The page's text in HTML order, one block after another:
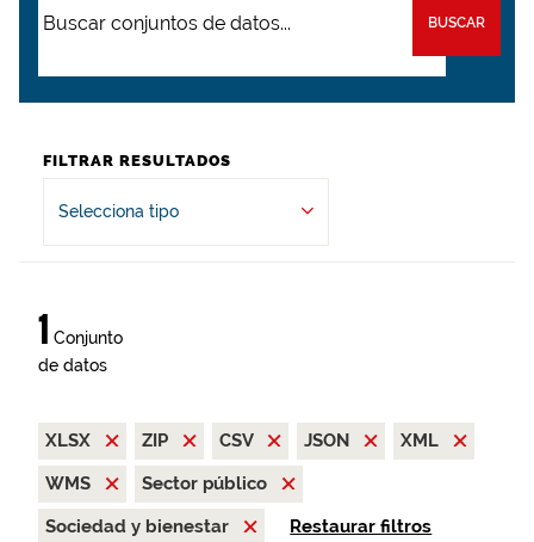
BUSCAR
FILTRAR RESULTADOS
Selecciona tipo
1 Conjunto
de datos
XLSX ZIP CSV JSON
XML
WMS
Sector público
Sociedad y bienestar
Restaurar filtros